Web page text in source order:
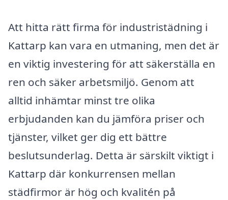
Att hitta rätt firma för industristädning i
Kattarp kan vara en utmaning, men det är
en viktig investering för att säkerställa en
ren och säker arbetsmiljö. Genom att
alltid inhämtar minst tre olika
erbjudanden kan du jämföra priser och
tjänster, vilket ger dig ett bättre
beslutsunderlag. Detta är särskilt viktigt i
Kattarp där konkurrensen mellan
städfirmor är hög och kvalitén på